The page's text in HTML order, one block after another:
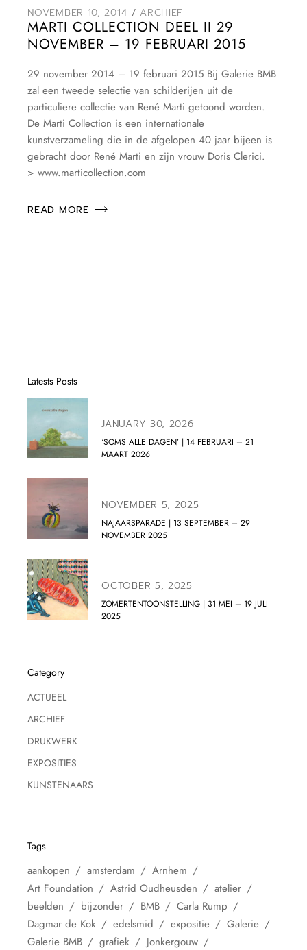
NOVEMBER 10, 2014 ARCHIEF
MARTI COLLECTION DEEL II 29
NOVEMBER – 19 FEBRUARI 2015
29 november 2014 – 19 februari 2015 Bij Galerie BMB
zal een tweede selectie van schilderijen uit de
particuliere collectie van René Marti getoond worden.
De Marti Collection is een internationale
kunstverzameling die in de afgelopen 40 jaar bijeen is
gebracht door René Marti en zijn vrouw Doris Clerici.
> www.marticollection.com
READ MORE
Latests Posts
JANUARY 30, 2026
‘SOMS ALLE DAGEN’ | 14 FEBRUARI – 21
MAART 2026
NOVEMBER 5, 2025
NAJAARSPARADE | 13 SEPTEMBER – 29
NOVEMBER 2025
OCTOBER 5, 2025
ZOMERTENTOONSTELLING | 31 MEI – 19 JULI
2025
Category
ACTUEEL
ARCHIEF
DRUKWERK
EXPOSITIES
KUNSTENAARS
Tags
aankopen amsterdam
Arnhem
Art Foundation
Astrid Oudheusden
atelier
beelden
bijzonder BMB
Carla Rump
Dagmar de Kok
edelsmid expositie
Galerie
Galerie BMB
grafiek
Jonkergouw